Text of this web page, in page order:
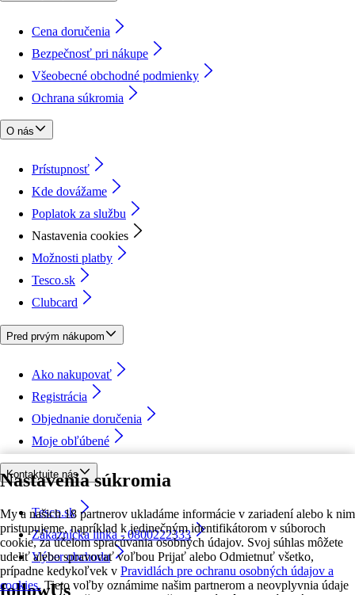
Nastavenia súkromia
My a našich 18 partnerov ukladáme informácie v zariadení alebo k nim
pristupujeme, napríklad k jedinečným identifikátorom v súboroch
cookie, za účelom spracúvania osobných údajov. Svoj súhlas môžete
udeliť alebo spravovať voľbou Prijať alebo Odmietnuť všetko,
prípadne kedykoľvek v Pravidlách pre ochranu osobných údajov a
cookies. Tieto voľby oznámime našim partnerom a neovplyvnia údaje
Cena doručenia
Bezpečnosť pri nákupe
Všeobecné obchodné podmienky
Ochrana súkromia
O nás
Prístupnosť
Kde dovážame
Poplatok za službu
Nastavenia cookies
Možnosti platby
Tesco.sk
Clubcard
Pred prvým nákupom
Ako nakupovať
Registrácia
Objednanie doručenia
Moje obľúbené
Kontaktujte nás
Tesco.sk
Zákaznícka linka - 0800222333
Výber obchodu
followUs